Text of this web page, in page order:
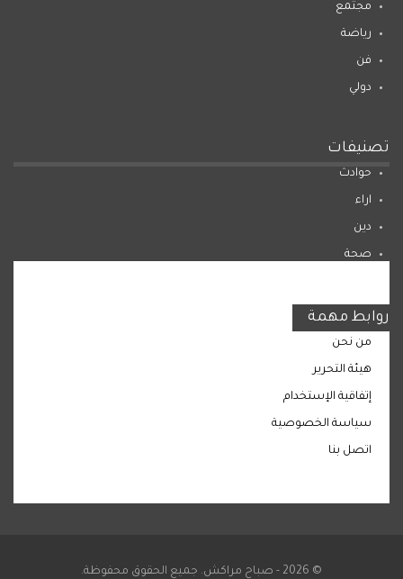
مجتمع
رياضة
فن
دولي
تصنيفات
حوادث
اراء
دين
صحة
روابط مهمة
من نحن
هيئة التحرير
إتفاقية الإستخدام
سياسة الخصوصية
اتصل بنا
© 2026 - صباح مراكش. جميع الحقوق محفوظة.